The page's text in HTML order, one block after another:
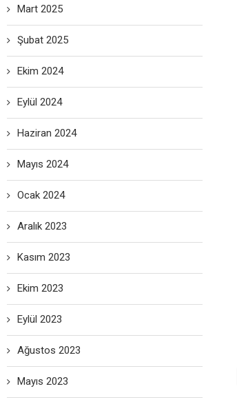
Mart 2025
Şubat 2025
Ekim 2024
Eylül 2024
Haziran 2024
Mayıs 2024
Ocak 2024
Aralık 2023
Kasım 2023
Ekim 2023
Eylül 2023
Ağustos 2023
Mayıs 2023